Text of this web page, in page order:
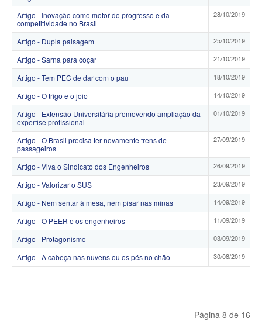
Artigo - Inovação como motor do progresso e da
competitividade no Brasil
28/10/2019
Artigo - Dupla paisagem 25/10/2019
Artigo - Sarna para coçar 21/10/2019
Artigo - Tem PEC de dar com o pau 18/10/2019
Artigo - O trigo e o joio 14/10/2019
Artigo - Extensão Universitária promovendo ampliação da
expertise profissional
01/10/2019
Artigo - O Brasil precisa ter novamente trens de
passageiros
27/09/2019
Artigo - Viva o Sindicato dos Engenheiros 26/09/2019
Artigo - Valorizar o SUS 23/09/2019
Artigo - Nem sentar à mesa, nem pisar nas minas 14/09/2019
Artigo - O PEER e os engenheiros 11/09/2019
Artigo - Protagonismo 03/09/2019
Artigo - A cabeça nas nuvens ou os pés no chão 30/08/2019
Página 8 de 16